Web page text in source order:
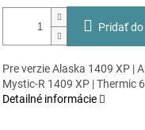
Pridať
Pre verzie Alaska 1409 XP |
Mystic-R 1409 XP | Thermic
Detailné informácie